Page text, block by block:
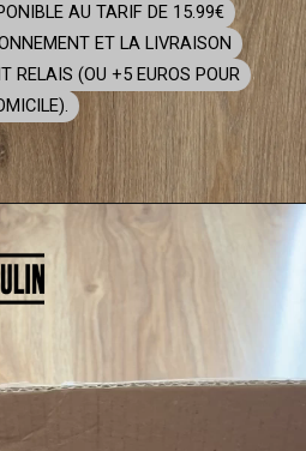
AU TARIF DE 15.99€
ET LA LIVRAISON
RELAIS (OU +5 EUROS POUR
AU TARIF DE 15.99€
ET LA LIVRAISON
RELAIS (OU +5 EUROS POUR